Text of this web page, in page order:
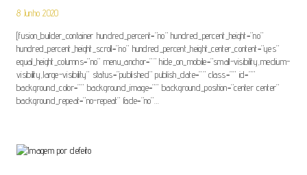
8 Junho 2020
[fusion_builder_container hundred_percent=”no” hundred_percent_height=”no”
hundred_percent_height_scroll=”no” hundred_percent_height_center_content=”yes”
equal_height_columns=”no” menu_anchor=”” hide_on_mobile=”small-visibility,medium-
visibility,large-visibility” status=”published” publish_date=”” class=”” id=””
background_color=”” background_image=”” background_position=”center center”
background_repeat=”no-repeat” fade=”no”…